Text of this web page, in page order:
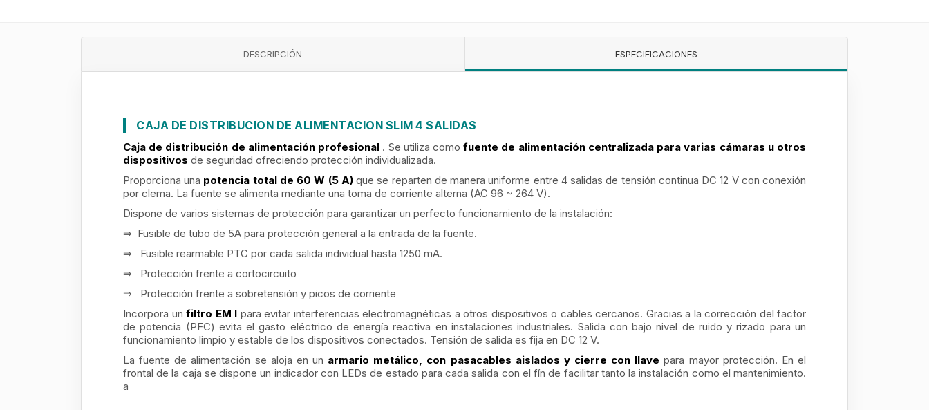
DESCRIPCIÓN ESPECIFICACIONES
CAJA DE DISTRIBUCION DE ALIMENTACION SLIM 4 SALIDAS
Caja de distribución de alimentación profesional . Se utiliza comofuente de alimentación centralizada para varias cámaras u otros
dispositivos de seguridad ofreciendo protección individualizada.
Proporciona una potencia total de 60 W (5 A)que se reparten de manera uniforme entre 4 salidas de tensión continua DC 12 V con conexión
por clema. La fuente se alimenta mediante una toma de corriente alterna (AC 96 ~ 264 V).
Dispone de varios sistemas de protección para garantizar un perfecto funcionamiento de la instalación:
⇒ Fusible de tubo de 5A para protección general a la entrada de la fuente.
⇒ Fusible rearmable PTC por cada salida individual hasta 1250 mA.
⇒ Protección frente a cortocircuito
⇒ Protección frente a sobretensión y picos de corriente
Incorpora un filtro EM I para evitar interferencias electromagnéticas a otros dispositivos o cables cercanos. Gracias a la corrección del factor
de potencia (PFC) evita el gasto eléctrico de energía reactiva en instalaciones industriales. Salida con bajo nivel de ruido y rizado para un
funcionamiento limpio y estable de los dispositivos conectados. Tensión de salida es fija en DC 12 V.
La fuente de alimentación se aloja en un armario metálico, con pasacables aislados y cierre con llavepara mayor protección. En el
frontal de la caja se dispone un indicador con LEDs de estado para cada salida con el fín de facilitar tanto la instalación como el mantenimiento.
a